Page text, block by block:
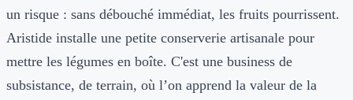
un risque : sans débouché immédiat, les fruits pourrissent.
Aristide installe une petite conserverie artisanale pour
mettre les légumes en boîte. C'est une business de
subsistance, de terrain, où l’on apprend la valeur de la